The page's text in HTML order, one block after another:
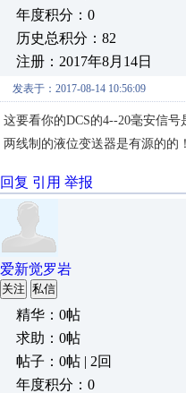
年度积分：0
历史总积分：82
注册：2017年8月14日
发表于：2017-08-14 10:56:09
这要看你的DCS的4--20毫安信号
两线制的液位变送器是有源的的
回复 引用 举报
爱新觉罗岩
关注 私信
精华：0帖
求助：0帖
帖子：0帖 | 2回
年度积分：0